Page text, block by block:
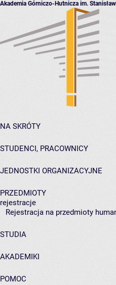
Akademia Górniczo-Hutnicza im.
NA SKRÓTY
STUDENCI, PRACOWNICY
JEDNOSTKI ORGANIZACYJNE
PRZEDMIOTY
rejestracje
Rejestracja na przedmioty
STUDIA
AKADEMIKI
POMOC